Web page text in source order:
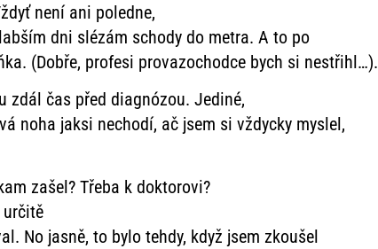
není ani poledne,
dni slézám schody do metra. A to po
(Dobře, profesi provazochodce bych si nestřihl…).
zdál čas před diagnózou. Jediné,
noha jaksi nechodí, ač jsem si vždycky myslel,
zašel? Třeba k doktorovi?
určitě
No jasně, to bylo tehdy, když jsem zkoušel